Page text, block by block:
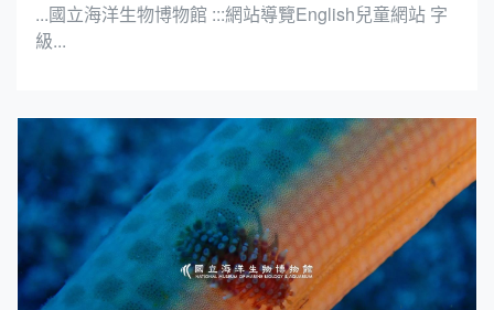
...國立海洋生物博物館 :::網站導覽English兒童網站 字
級...